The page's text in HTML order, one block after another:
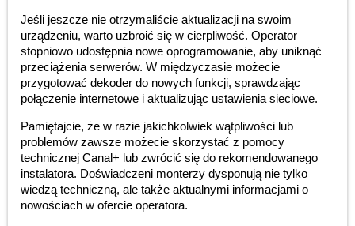
Jeśli jeszcze nie otrzymaliście aktualizacji na swoim
urządzeniu, warto uzbroić się w cierpliwość. Operator
stopniowo udostępnia nowe oprogramowanie, aby uniknąć
przeciążenia serwerów. W międzyczasie możecie
przygotować dekoder do nowych funkcji, sprawdzając
połączenie internetowe i aktualizując ustawienia sieciowe.
Pamiętajcie, że w razie jakichkolwiek wątpliwości lub
problemów zawsze możecie skorzystać z pomocy
technicznej Canal+ lub zwrócić się do rekomendowanego
instalatora. Doświadczeni monterzy dysponują nie tylko
wiedzą techniczną, ale także aktualnymi informacjami o
nowościach w ofercie operatora.